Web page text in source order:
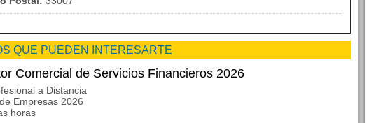
QUE PUEDEN INTERESARTE
Comercial de Servicios Financieros 2026
a Distancia
Empresas 2026
horas